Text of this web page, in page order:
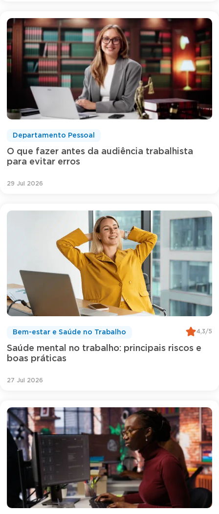
O que fazer antes da audiência trabalhista
para evitar erros
Departamento Pessoal
29 Jul 2026
Saúde mental no trabalho: principais riscos e
boas práticas
Bem-estar e Saúde no Trabalho 4,3/5
27 Jul 2026